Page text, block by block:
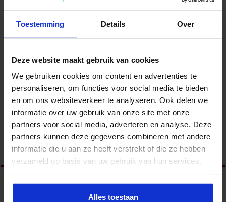
Toestemming Details Over
Deze website maakt gebruik van cookies
We gebruiken cookies om content en advertenties te
personaliseren, om functies voor social media te bieden
en om ons websiteverkeer te analyseren. Ook delen we
informatie over uw gebruik van onze site met onze
partners voor social media, adverteren en analyse. Deze
partners kunnen deze gegevens combineren met andere
informatie die u aan ze heeft verstrekt of die ze hebben
verzameld op basis van uw gebruik van hun services.
Alles toestaan
Werk jij in een datagedreven organisatie? Het is dan belangrijk om
jouw data goed te beheren, zeker sinds de intrede van de AVG.
Een leesbare datastrategie helpt hierbij, maar het kan lastig zijn
om het verantwoordelijkheidsgevoel omtrent datagebruik bij
collega’s aan te wakkeren. Data governance is namelijk een
gezamenlijke verantwoordelijkheid. Dick Pouw, strategisch
adviseur en docent bij ITSV en de …
Lees verder »